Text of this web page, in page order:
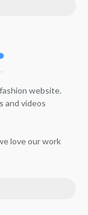
website.
and videos
love our work